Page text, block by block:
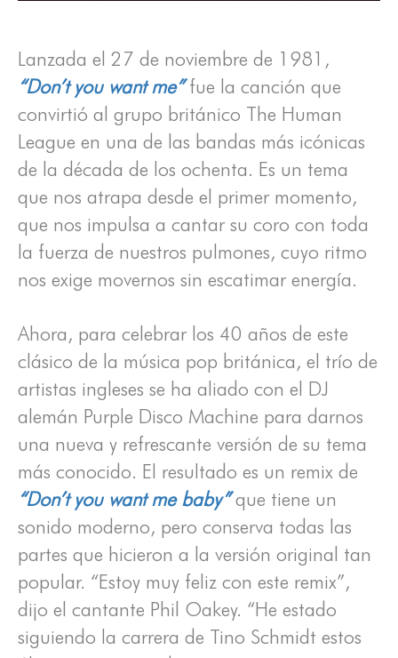
Lanzada el 27 de noviembre de 1981,
“Don’t you want me” fue la canción que
convirtió al grupo británico The Human
League en una de las bandas más icónicas
de la década de los ochenta. Es un tema
que nos atrapa desde el primer momento,
que nos impulsa a cantar su coro con toda
la fuerza de nuestros pulmones, cuyo ritmo
nos exige movernos sin escatimar energía.
Ahora, para celebrar los 40 años de este
clásico de la música pop británica, el trío de
artistas ingleses se ha aliado con el DJ
alemán Purple Disco Machine para darnos
una nueva y refrescante versión de su tema
más conocido. El resultado es un remix de
“Don’t you want me baby”que tiene un
sonido moderno, pero conserva todas las
partes que hicieron a la versión original tan
popular. “Estoy muy feliz con este remix”,
dijo el cantante Phil Oakey. “He estado
siguiendo la carrera de Tino Schmidt estos